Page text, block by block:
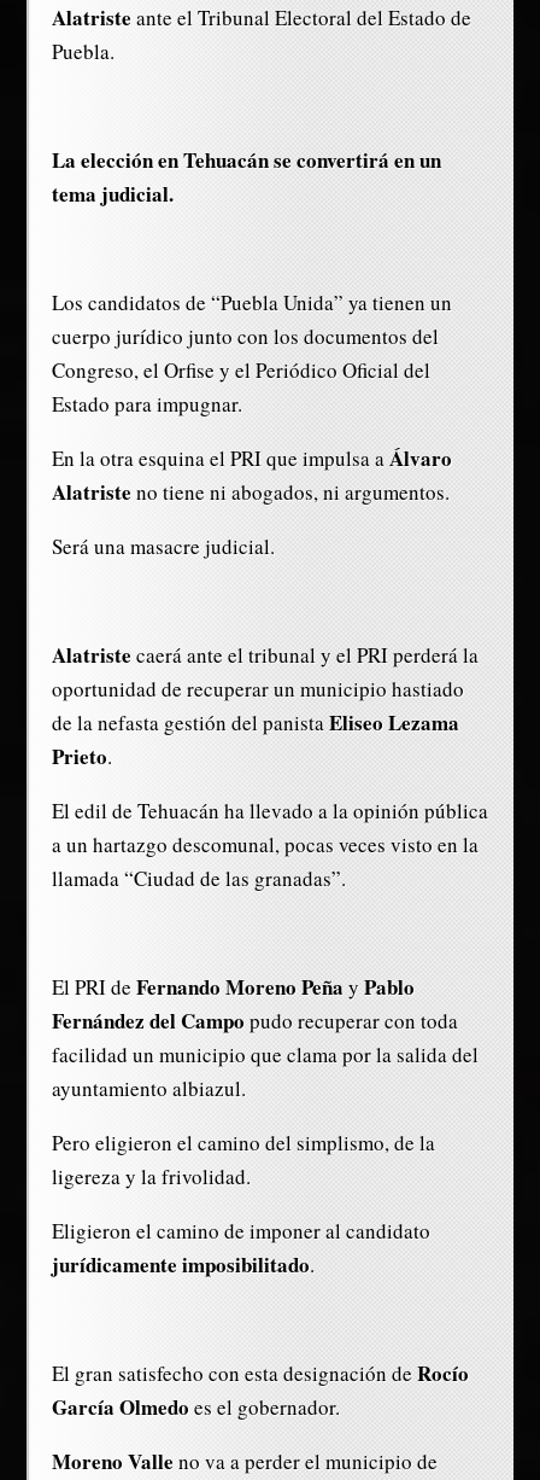
Alatriste ante el Tribunal Electoral del Estado de
Puebla.
La elección en Tehuacán se convertirá en un
tema judicial.
Los candidatos de “Puebla Unida” ya tienen un
cuerpo jurídico junto con los documentos del
Congreso, el Orfise y el Periódico Oficial del
Estado para impugnar.
En la otra esquina el PRI que impulsa aÁlvaro
Alatriste no tiene ni abogados, ni argumentos.
Será una masacre judicial.
Alatriste caerá ante el tribunal y el PRI perderá la
oportunidad de recuperar un municipio hastiado
de la nefasta gestión del panistaEliseo Lezama
Prieto.
El edil de Tehuacán ha llevado a la opinión pública
a un hartazgo descomunal, pocas veces visto en la
llamada “Ciudad de las granadas”.
El PRI de Fernando Moreno Peña y Pablo
Fernández del Campo pudo recuperar con toda
facilidad un municipio que clama por la salida del
ayuntamiento albiazul.
Pero eligieron el camino del simplismo, de la
ligereza y la frivolidad.
Eligieron el camino de imponer al candidato
jurídicamente imposibilitado.
El gran satisfecho con esta designación deRocío
García Olmedo es el gobernador.
Moreno Valle no va a perder el municipio de